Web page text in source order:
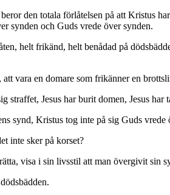
den totala förlåtelsen på att Kristus
synden och Guds vrede över synden.
helt frikänd, helt benådad på
vara en domare som frikänner en
straffet, Jesus har burit domen, Jesus
synd, Kristus tog inte på sig Guds vrede
inte sker på korset?
visa i sin livsstil att man övergivit sin